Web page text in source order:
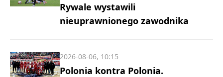
Rywale wystawili
nieuprawnionego zawodnika
Polonia kontra Polonia.
2026-08-06, 10:15